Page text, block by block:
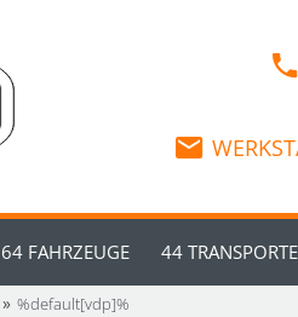
64 FAHRZEUGE 44
%default[vdp]%